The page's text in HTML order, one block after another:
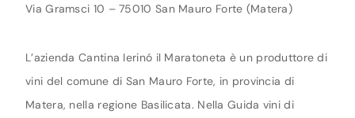
Via Gramsci 10 – 75010 San Mauro Forte (Matera)
L’azienda Cantina Ierinó il Maratoneta è un produttore di
vini del comune di San Mauro Forte, in provincia di
Matera, nella regione Basilicata. Nella Guida vini di